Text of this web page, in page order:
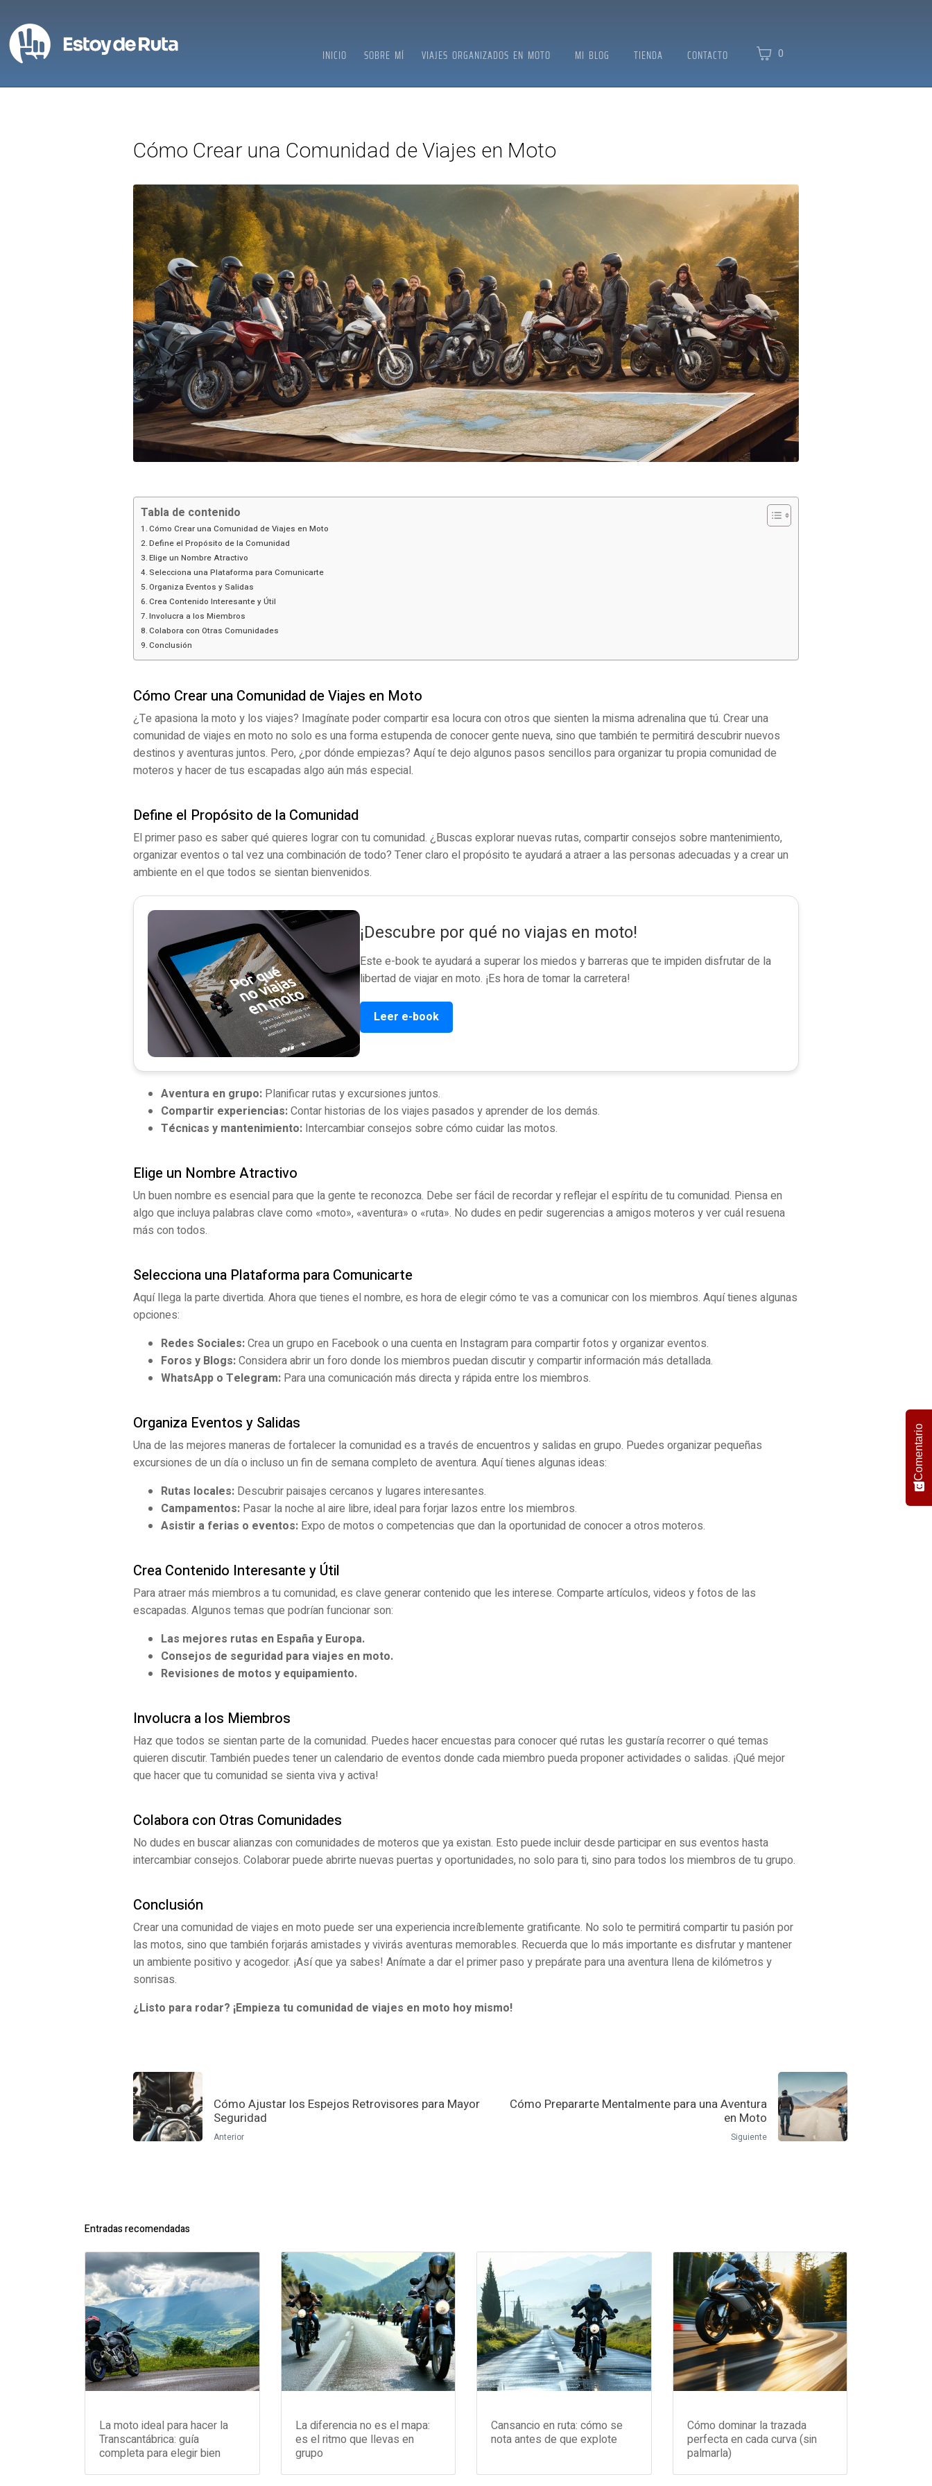
INICIO SOBRE MÍ VIAJES ORGANIZADOS EN MOTO MI BLOG TIENDA CONTACTO 0
Cómo Crear una Comunidad de Viajes en Moto
Tabla de contenido
Cómo Crear una Comunidad de Viajes en Moto
Define el Propósito de la Comunidad
Elige un Nombre Atractivo
Selecciona una Plataforma para Comunicarte
Organiza Eventos y Salidas
Crea Contenido Interesante y Útil
Involucra a los Miembros
Colabora con Otras Comunidades
Conclusión
Cómo Crear una Comunidad de Viajes en Moto
¿Te apasiona la moto y los viajes? Imagínate poder compartir esa locura con otros que sienten la misma adrenalina que tú. Crear una
comunidad de viajes en moto no solo es una forma estupenda de conocer gente nueva, sino que también te permitirá descubrir nuevos
destinos y aventuras juntos. Pero, ¿por dónde empiezas? Aquí te dejo algunos pasos sencillos para organizar tu propia comunidad de
moteros y hacer de tus escapadas algo aún más especial.
Define el Propósito de la Comunidad
El primer paso es saber qué quieres lograr con tu comunidad. ¿Buscas explorar nuevas rutas, compartir consejos sobre mantenimiento,
organizar eventos o tal vez una combinación de todo? Tener claro el propósito te ayudará a atraer a las personas adecuadas y a crear un
ambiente en el que todos se sientan bienvenidos.
¡Descubre por qué no viajas en moto!
Este e-book te ayudará a superar los miedos y barreras que te impiden disfrutar de la
libertad de viajar en moto. ¡Es hora de tomar la carretera!
Leer e-book
Aventura en grupo: Planificar rutas y excursiones juntos.
Compartir experiencias:Contar historias de los viajes pasados y aprender de los demás.
Técnicas y mantenimiento: Intercambiar consejos sobre cómo cuidar las motos.
Elige un Nombre Atractivo
Un buen nombre es esencial para que la gente te reconozca. Debe ser fácil de recordar y reflejar el espíritu de tu comunidad. Piensa en
algo que incluya palabras clave como «moto», «aventura» o «ruta». No dudes en pedir sugerencias a amigos moteros y ver cuál resuena
más con todos.
Selecciona una Plataforma para Comunicarte
Aquí llega la parte divertida. Ahora que tienes el nombre, es hora de elegir cómo te vas a comunicar con los miembros. Aquí tienes algunas
opciones:
Redes Sociales:Crea un grupo en Facebook o una cuenta en Instagram para compartir fotos y organizar eventos.
Foros y Blogs:Considera abrir un foro donde los miembros puedan discutir y compartir información más detallada.
WhatsApp o Telegram: Para una comunicación más directa y rápida entre los miembros.
Organiza Eventos y Salidas
Una de las mejores maneras de fortalecer la comunidad es a través de encuentros y salidas en grupo. Puedes organizar pequeñas
excursiones de un día o incluso un fin de semana completo de aventura. Aquí tienes algunas ideas:
Rutas locales: Descubrir paisajes cercanos y lugares interesantes.
Campamentos: Pasar la noche al aire libre, ideal para forjar lazos entre los miembros.
Asistir a ferias o eventos: Expo de motos o competencias que dan la oportunidad de conocer a otros moteros.
Crea Contenido Interesante y Útil
Para atraer más miembros a tu comunidad, es clave generar contenido que les interese. Comparte artículos, videos y fotos de las
escapadas. Algunos temas que podrían funcionar son:
Las mejores rutas en España y Europa.
Consejos de seguridad para viajes en moto.
Revisiones de motos y equipamiento.
Involucra a los Miembros
Haz que todos se sientan parte de la comunidad. Puedes hacer encuestas para conocer qué rutas les gustaría recorrer o qué temas
quieren discutir. También puedes tener un calendario de eventos donde cada miembro pueda proponer actividades o salidas. ¡Qué mejor
que hacer que tu comunidad se sienta viva y activa!
Colabora con Otras Comunidades
No dudes en buscar alianzas con comunidades de moteros que ya existan. Esto puede incluir desde participar en sus eventos hasta
intercambiar consejos. Colaborar puede abrirte nuevas puertas y oportunidades, no solo para ti, sino para todos los miembros de tu grupo.
Conclusión
Crear una comunidad de viajes en moto puede ser una experiencia increíblemente gratificante. No solo te permitirá compartir tu pasión por
las motos, sino que también forjarás amistades y vivirás aventuras memorables. Recuerda que lo más importante es disfrutar y mantener
un ambiente positivo y acogedor. ¡Así que ya sabes! Anímate a dar el primer paso y prepárate para una aventura llena de kilómetros y
sonrisas.
¿Listo para rodar? ¡Empieza tu comunidad de viajes en moto hoy mismo!
Cómo Ajustar los Espejos Retrovisores para Mayor
Seguridad
Anterior
Cómo Prepararte Mentalmente para una Aventura
en Moto
Siguiente
Entradas recomendadas
La moto ideal para hacer la
Transcantábrica: guía
completa para elegir bien
La diferencia no es el mapa:
es el ritmo que llevas en
grupo
Cansancio en ruta: cómo se
nota antes de que explote
Cómo dominar la trazada
perfecta en cada curva (sin
palmarla)
Comentario